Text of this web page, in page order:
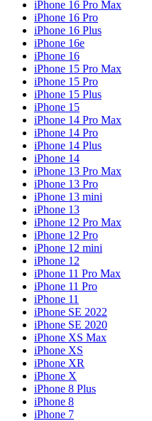
iPhone 16 Pro Max
iPhone 16 Pro
iPhone 16 Plus
iPhone 16e
iPhone 16
iPhone 15 Pro Max
iPhone 15 Pro
iPhone 15 Plus
iPhone 15
iPhone 14 Pro Max
iPhone 14 Pro
iPhone 14 Plus
iPhone 14
iPhone 13 Pro Max
iPhone 13 Pro
iPhone 13 mini
iPhone 13
iPhone 12 Pro Max
iPhone 12 Pro
iPhone 12 mini
iPhone 12
iPhone 11 Pro Max
iPhone 11 Pro
iPhone 11
iPhone SE 2022
iPhone SE 2020
iPhone XS Max
iPhone XS
iPhone XR
iPhone X
iPhone 8 Plus
iPhone 8
iPhone 7